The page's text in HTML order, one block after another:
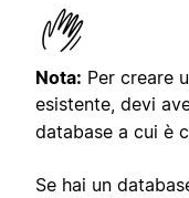
Nota: Per creare
esistente, devi
database a cui è
Se hai un